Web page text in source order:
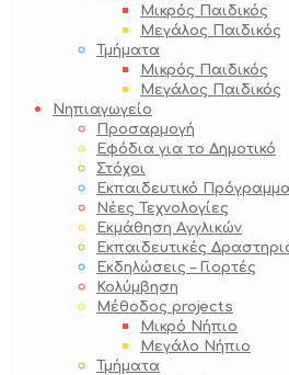
Μικρός Παιδικός
Μεγάλος Παιδικός
Τμήματα
Μικρός Παιδικός
Μεγάλος Παιδικός
Νηπιαγωγείο
Προσαρμογή
Εφόδια για το Δημοτικό
Στόχοι
Εκπαιδευτικό Πρόγραμμα
Νέες Τεχνολογίες
Εκμάθηση Αγγλικών
Εκπαιδευτικές
Εκδηλώσεις – Γιορτές
Κολύμβηση
Μέθοδος projects
Μικρό Νήπιο
Μεγάλο Νήπιο
Τμήματα